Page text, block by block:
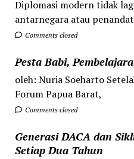
Diplomasi modern tidak
antarnegara atau
Comments closed
Pesta Babi,
oleh: Nuria Soeharto
Forum Papua Barat,
Comments closed
Generasi DACA dan
Setiap Dua Tahun